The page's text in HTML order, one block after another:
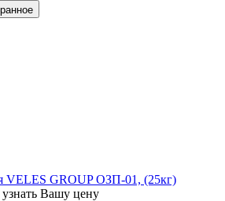
VELES GROUP ОЗП-01, (25кг)
Вашу цену